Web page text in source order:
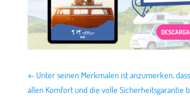
← Unter seinen Merkmalen ist anzumerken,
allen Komfort und die volle Sicherheitsgarantie